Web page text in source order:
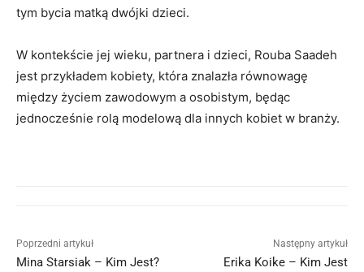
tym bycia matką dwójki dzieci.
W kontekście jej wieku, partnera i dzieci, Rouba Saadeh
jest przykładem kobiety, która znalazła równowagę
między życiem zawodowym a osobistym, będąc
jednocześnie rolą modelową dla innych kobiet w branży.
Poprzedni artykuł
Mina Starsiak – Kim Jest?
Następny artykuł
Erika Koike – Kim Jest